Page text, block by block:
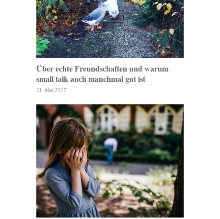
Über echte Freundschaften und warum
small talk auch manchmal gut ist
11. Mai 2017